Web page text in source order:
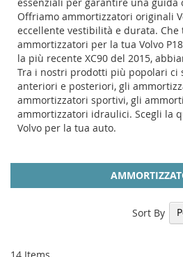
Offriamo ammortizzatori originali
eccellente vestibilità e durata. Che
ammortizzatori per la tua Volvo
la più recente XC90 del 2015,
Tra i nostri prodotti più popolari ci
anteriori e posteriori, gli
ammortizzatori sportivi, gli
ammortizzatori idraulici. Scegli la
Volvo per la tua auto.
Sort By